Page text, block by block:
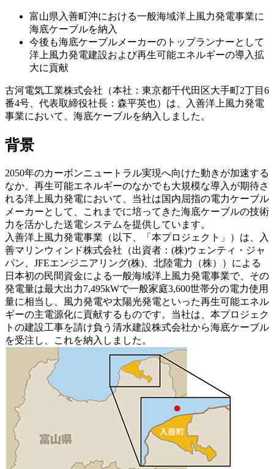
富山県入善町沖における一般海域洋上風力発電事業に
海底ケーブルを納入
今後も海底ケーブルメーカーのトップランナーとして
洋上風力発電建設および再生可能エネルギーの導入拡
大に貢献
古河電気工業株式会社（本社：東京都千代田区大手町2丁目6
番4号、代表取締役社長：森平英也）は、入善洋上風力発電
事業において、海底ケーブルを納入しました。
背景
2050年のカーボンニュートラル実現へ向けた動きが加速する
なか、再生可能エネルギーのなかでも大規模な導入が期待さ
れる洋上風力発電において、当社は国内屈指の電力ケーブル
メーカーとして、これまでに培ってきた海底ケーブルの技術
力を活かした送電システムを提供しています。
入善洋上風力発電事業（以下、「本プロジェクト」）は、入
善マリンウィンド株式会社（出資者：(株)ウェンティ・ジャ
パン、JFEエンジニアリング(株)、北陸電力（株））による
日本初の民間資金による一般海域洋上風力発電事業で、その
発電量は最大出力7,495kWで一般家庭3,600世帯分の電力使用
量に相当し、風力発電や太陽光発電といった再生可能エネル
ギーの主電源化に貢献するものです。当社は、本プロジェク
トの建設工事を請け負う清水建設株式会社から海底ケーブル
を受注し、これを納入しました。